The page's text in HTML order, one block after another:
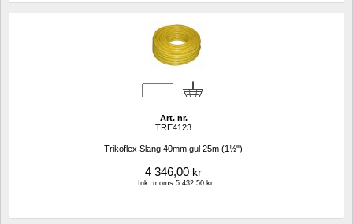
Art. nr.
TRE4123
Trikoflex Slang 40mm gul 25m (1½")
4 346,00 kr
Ink. moms.5 432,50 kr